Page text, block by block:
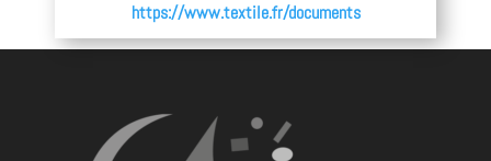
https://www.textile.fr/documents